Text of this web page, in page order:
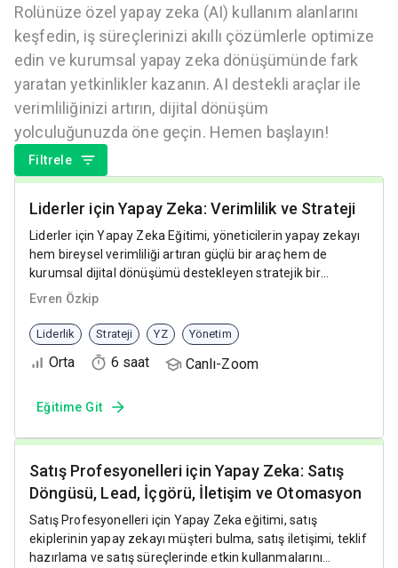
Rolünüze özel yapay zeka (AI) kullanım alanlarını
keşfedin, iş süreçlerinizi akıllı çözümlerle optimize
edin ve kurumsal yapay zeka dönüşümünde fark
yaratan yetkinlikler kazanın. AI destekli araçlar ile
verimliliğinizi artırın, dijital dönüşüm
yolculuğunuzda öne geçin. Hemen başlayın!
Filtrele
Liderler için Yapay Zeka: Verimlilik ve Strateji
Liderler için Yapay Zeka Eğitimi, yöneticilerin yapay zekayı
hem bireysel verimliliği artıran güçlü bir araç hem de
kurumsal dijital dönüşümü destekleyen stratejik bir
yetkinlik olarak etkin şekilde kullanmasını sağlar.
Evren Özkip
Liderlik Strateji YZ Yönetim
Orta 6 saat Canlı-Zoom
Eğitime Git
Satış Profesyonelleri için Yapay Zeka: Satış
Döngüsü, Lead, İçgörü, İletişim ve Otomasyon
Satış Profesyonelleri için Yapay Zeka eğitimi, satış
ekiplerinin yapay zekayı müşteri bulma, satış iletişimi, teklif
hazırlama ve satış süreçlerinde etkin kullanmalarını